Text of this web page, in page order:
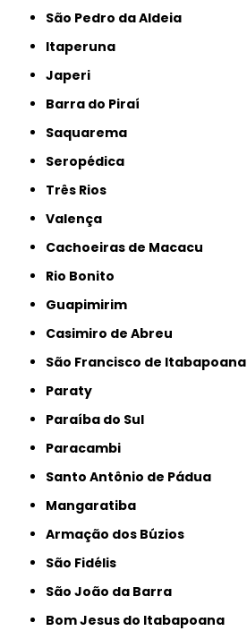
São Pedro da Aldeia
Itaperuna
Japeri
Barra do Piraí
Saquarema
Seropédica
Três Rios
Valença
Cachoeiras de Macacu
Rio Bonito
Guapimirim
Casimiro de Abreu
São Francisco de Itabapoana
Paraty
Paraíba do Sul
Paracambi
Santo Antônio de Pádua
Mangaratiba
Armação dos Búzios
São Fidélis
São João da Barra
Bom Jesus do Itabapoana